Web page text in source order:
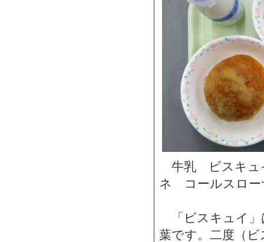
牛乳 ビスキュ
ネ コールスロー
「ビスキュイ」
葉です。二度（